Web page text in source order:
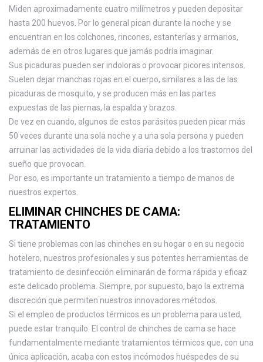
Miden aproximadamente cuatro milímetros y pueden depositar
hasta 200 huevos. Por lo general pican durante la noche y se
encuentran en los colchones, rincones, estanterías y armarios,
además de en otros lugares que jamás podría imaginar.
Sus picaduras pueden ser indoloras o provocar picores intensos.
Suelen dejar manchas rojas en el cuerpo, similares a las de las
picaduras de mosquito, y se producen más en las partes
expuestas de las piernas, la espalda y brazos.
De vez en cuando, algunos de estos parásitos pueden picar más
50 veces durante una sola noche y a una sola persona y pueden
arruinar las actividades de la vida diaria debido a los trastornos del
sueño que provocan.
Por eso, es importante un tratamiento a tiempo de manos de
nuestros expertos.
ELIMINAR CHINCHES DE CAMA:
TRATAMIENTO
Si tiene problemas con las chinches en su hogar o en su negocio
hotelero, nuestros profesionales y sus potentes herramientas de
tratamiento de desinfección eliminarán de forma rápida y eficaz
este delicado problema. Siempre, por supuesto, bajo la extrema
discreción que permiten nuestros innovadores métodos.
Si el empleo de productos térmicos es un problema para usted,
puede estar tranquilo. El control de chinches de cama se hace
fundamentalmente mediante tratamientos térmicos que, con una
única aplicación, acaba con estos incómodos huéspedes de su